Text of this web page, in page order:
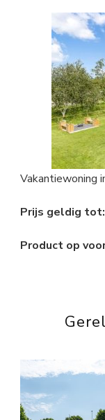
Vakantiewoning
Prijs geldig tot:
Product op